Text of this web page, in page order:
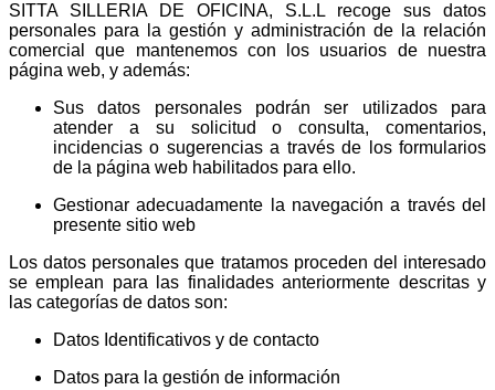
SITTA SILLERIA DE OFICINA, S.L.L recoge sus datos
personales para la gestión y administración de la relación
comercial que mantenemos con los usuarios de nuestra
página web, y además:
Sus datos personales podrán ser utilizados para
atender a su solicitud o consulta, comentarios,
incidencias o sugerencias a través de los formularios
de la página web habilitados para ello.
Gestionar adecuadamente la navegación a través del
presente sitio web
Los datos personales que tratamos proceden del interesado
se emplean para las finalidades anteriormente descritas y
las categorías de datos son:
Datos Identificativos y de contacto
Datos para la gestión de información